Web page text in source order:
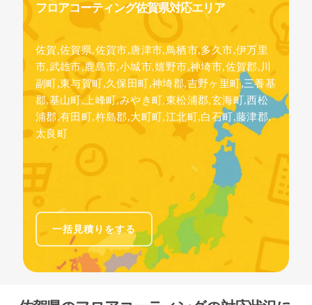
フロアコーティング佐賀県対応エリア
佐賀,佐賀県,佐賀市,唐津市,鳥栖市,多久市,伊万里
市,武雄市,鹿島市,小城市,嬉野市,神埼市,佐賀郡,川
副町,東与賀町,久保田町,神埼郡,吉野ヶ里町,三養基
郡,基山町,上峰町,みやき町,東松浦郡,玄海町,西松
浦郡,有田町,杵島郡,大町町,江北町,白石町,藤津郡,
太良町
一括見積りをする